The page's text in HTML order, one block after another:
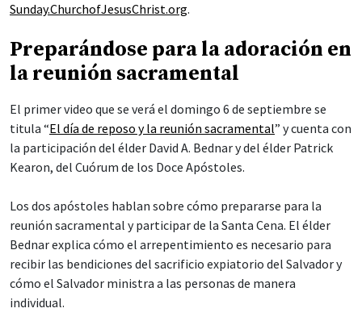
Sunday.ChurchofJesusChrist.org.
Preparándose para la adoración en
la reunión sacramental
El primer video que se verá el domingo 6 de septiembre se
titula “El día de reposo y la reunión sacramental” y cuenta con
la participación del élder David A. Bednar y del élder Patrick
Kearon, del Cuórum de los Doce Apóstoles.
Los dos apóstoles hablan sobre cómo prepararse para la
reunión sacramental y participar de la Santa Cena. El élder
Bednar explica cómo el arrepentimiento es necesario para
recibir las bendiciones del sacrificio expiatorio del Salvador y
cómo el Salvador ministra a las personas de manera
individual.